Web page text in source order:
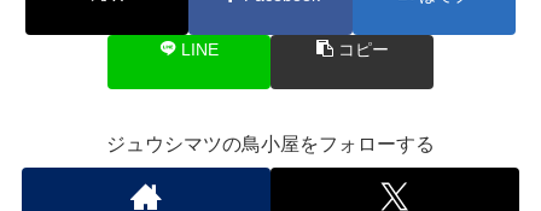
LINE コピー
ジュウシマツの鳥小屋をフォローする